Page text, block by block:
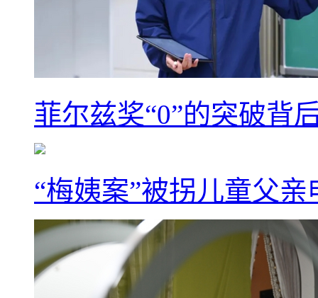
菲尔兹奖“0”的突破背
“梅姨案”被拐儿童父